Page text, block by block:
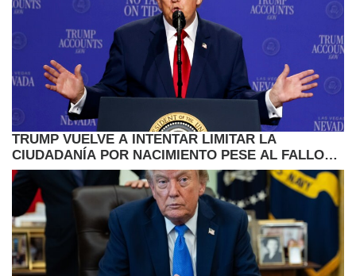
TRUMP VUELVE A INTENTAR LIMITAR LA
CIUDADANÍA POR NACIMIENTO PESE AL FALLO
DEL SUPREMO